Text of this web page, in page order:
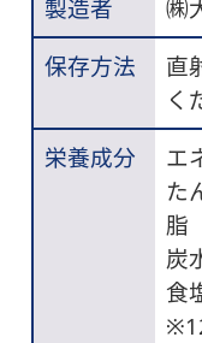
製造者
㈱
保存方法
直
く
栄養成分
エ
た
炭
食